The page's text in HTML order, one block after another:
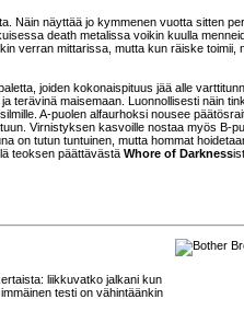
Näin näyttää jo kymmenen vuotta sitten
death metalissa voikin kuulla
verran mittarissa, mutta kun räiske toimii,
joiden kokonaispituus jää alle
terävinä maisemaan. Luonnollisesti näin
A-puolen alfaurhoksi nousee
Virnistyksen kasvoille nostaa myös B-
on tutun tuntuinen, mutta hommat
teoksen päättävästä Whore of Darkness
liikkuvatko jalkani kun
testi on vähintäänkin